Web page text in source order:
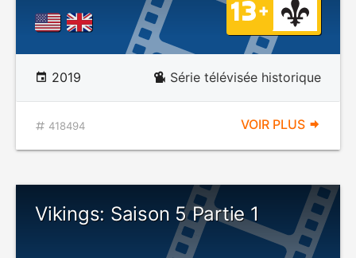
2019 Série télévisée historique
418494 VOIR PLUS
Vikings: Saison 5 Partie 1